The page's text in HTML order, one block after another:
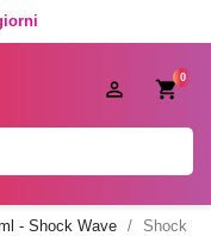
0

- Shock Wave
Shock